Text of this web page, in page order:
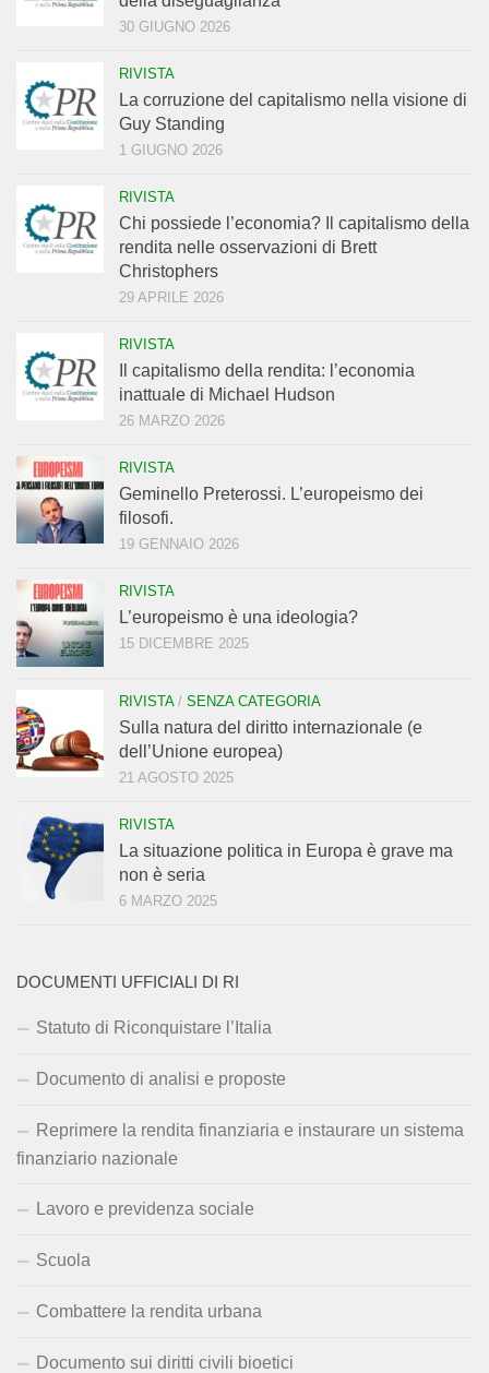
30 GIUGNO 2026
RIVISTA
La corruzione del capitalismo nella visione di
Guy Standing
1 GIUGNO 2026
RIVISTA
Chi possiede l’economia? Il capitalismo della
rendita nelle osservazioni di Brett
Christophers
29 APRILE 2026
RIVISTA
Il capitalismo della rendita: l’economia
inattuale di Michael Hudson
26 MARZO 2026
RIVISTA
Geminello Preterossi. L’europeismo dei
filosofi.
19 GENNAIO 2026
RIVISTA
L’europeismo è una ideologia?
15 DICEMBRE 2025
RIVISTA/ SENZA CATEGORIA
Sulla natura del diritto internazionale (e
dell’Unione europea)
21 AGOSTO 2025
RIVISTA
La situazione politica in Europa è grave ma
non è seria
6 MARZO 2025
DOCUMENTI UFFICIALI DI RI
Statuto di Riconquistare l’Italia
Documento di analisi e proposte
Reprimere la rendita finanziaria e instaurare un sistema
finanziario nazionale
Lavoro e previdenza sociale
Scuola
Combattere la rendita urbana
Documento sui diritti civili bioetici